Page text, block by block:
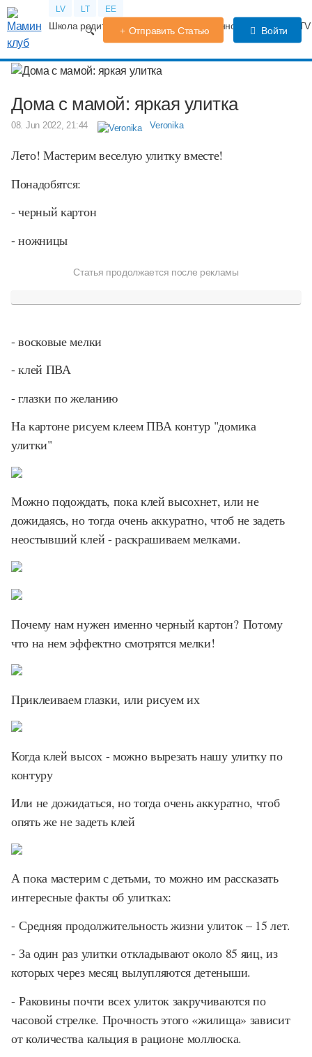
LV LT EE
Школа родителей Календарь беременности Форум
Отправить Статью Войти
Дома с мамой: яркая улитка
08. Jun 2022, 21:44 Veronika
Лето! Мастерим веселую улитку вместе!
Понадобятся:
- черный картон
- ножницы
Статья продолжается после рекламы
- восковые мелки
- клей ПВА
- глазки по желанию
На картоне рисуем клеем ПВА контур "домика
улитки"
Можно подождать, пока клей высохнет, или не
дожидаясь, но тогда очень аккуратно, чтоб не задеть
неостывший клей - раскрашиваем мелками.
Почему нам нужен именно черный картон? Потому
что на нем эффектно смотрятся мелки!
Приклеиваем глазки, или рисуем их
Когда клей высох - можно вырезать нашу улитку по
контуру
Или не дожидаться, но тогда очень аккуратно, чтоб
опять же не задеть клей
А пока мастерим с детьми, то можно им рассказать
интересные факты об улитках:
- Средняя продолжительность жизни улиток – 15 лет.
- За один раз улитки откладывают около 85 яиц, из
которых через месяц вылупляются детеныши.
- Раковины почти всех улиток закручиваются по
часовой стрелке. Прочность этого «жилища» зависит
от количества кальция в рационе моллюска.